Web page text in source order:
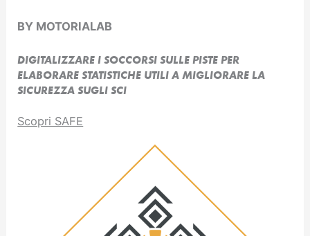
BY MOTORIALAB
DIGITALIZZARE I SOCCORSI SULLE PISTE PER
ELABORARE STATISTICHE UTILI A MIGLIORARE LA
SICUREZZA SUGLI SCI
Scopri SAFE